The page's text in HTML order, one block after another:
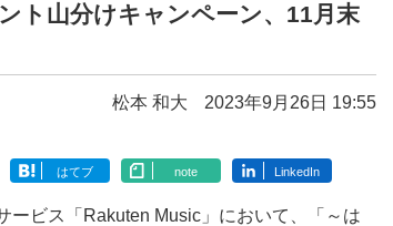
ト山分けキャンペーン、11月末
松本 和大 2023年9月26日 19:55
はてブ note LinkedIn
ビス「Rakuten Music」において、「～は